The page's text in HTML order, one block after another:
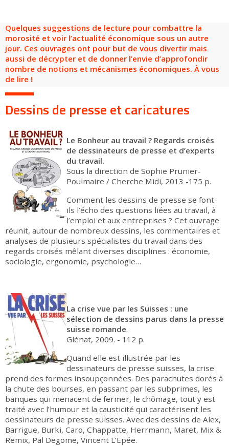
FR EN
Quelques suggestions de lecture pour combattre la
morosité et voir l’actualité économique sous un autre
jour. Ces ouvrages ont pour but de vous divertir mais
aussi de décrypter et de donner l’envie d’approfondir
nombre de notions et mécanismes économiques. À vous
de lire !
Dessins de presse et caricatures
Le Bonheur au travail ? Regards croisés
de dessinateurs de presse et d’experts
du travail.
Sous la direction de Sophie Prunier-
Poulmaire / Cherche Midi, 2013 -175 p.
Comment les dessins de presse se font-
ils l’écho des questions liées au travail, à
l’emploi et aux entreprises ? Cet ouvrage
réunit, autour de nombreux dessins, les commentaires et
analyses de plusieurs spécialistes du travail dans des
regards croisés mêlant diverses disciplines : économie,
sociologie, ergonomie, psychologie…
La crise vue par les Suisses : une
sélection de dessins parus dans la presse
suisse romande.
Glénat, 2009. - 112 p.
Quand elle est illustrée par les
dessinateurs de presse suisses, la crise
prend des formes insoupçonnées. Des parachutes dorés à
la chute des bourses, en passant par les subprimes, les
banques qui menacent de fermer, le chômage, tout y est
traité avec l’humour et la causticité qui caractérisent les
dessinateurs de presse suisses. Avec des dessins de Alex,
Barrigue, Burki, Caro, Chappatte, Herrmann, Maret, Mix &
Remix, Pal Degome, Vincent L’Epée.